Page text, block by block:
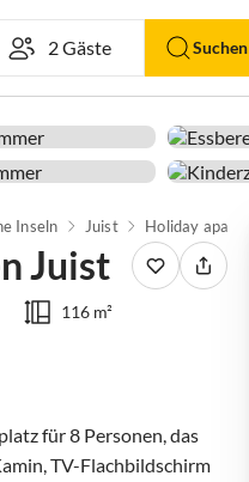
Suchen
Inseln Juist
Juist
116 m²
für 8 Personen, das
TV-Flachbildschirm